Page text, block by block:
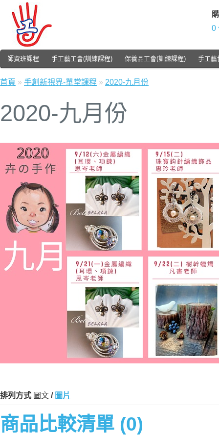
0
師資班課程 手工藝工會(訓練課程) 保養品工會(訓練課程) 手工藝
首頁 » 手創新視界-單堂課程 » 2020-九月份
2020-九月份
排列方式 圖文 / 圖片
商品比較清單 (0)